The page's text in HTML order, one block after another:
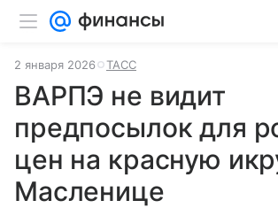
2 января 2026 ТАСС
ВАРПЭ не видит
предпосылок для
цен на красную
Масленице